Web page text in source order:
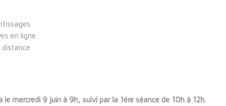
en ligne
mercredi 9 juin à 9h, suivi par la 1ére séance de 10h à 12h.